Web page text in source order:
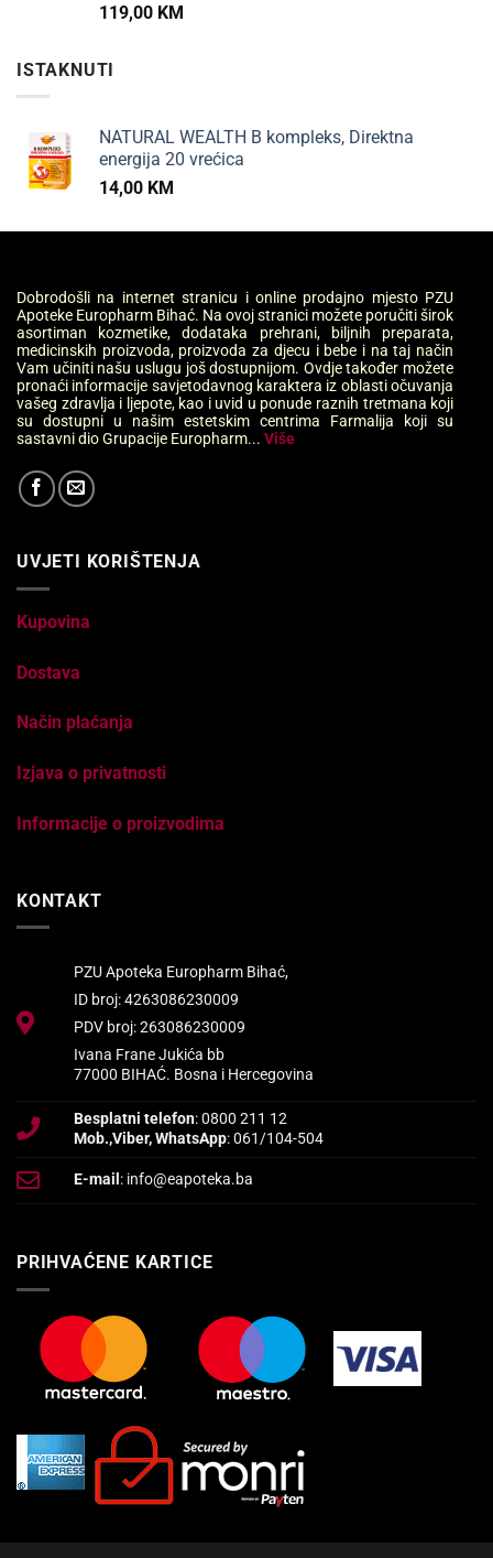
119,00 KM
ISTAKNUTI
NATURAL WEALTH B kompleks, Direktna
energija 20 vrećica
14,00 KM
Dobrodošli na internet stranicu i online prodajno mjesto PZU
Apoteke Europharm Bihać. Na ovoj stranici možete poručiti širok
asortiman kozmetike, dodataka prehrani, biljnih preparata,
medicinskih proizvoda, proizvoda za djecu i bebe i na taj način
Vam učiniti našu uslugu još dostupnijom. Ovdje također možete
pronaći informacije savjetodavnog karaktera iz oblasti očuvanja
vašeg zdravlja i ljepote, kao i uvid u ponude raznih tretmana koji
su dostupni u našim estetskim centrima Farmalija koji su
sastavni dio Grupacije Europharm... Više
UVJETI KORIŠTENJA
Kupovina
Dostava
Način plaćanja
Izjava o privatnosti
Informacije o proizvodima
KONTAKT
PZU Apoteka Europharm Bihać,
ID broj: 4263086230009
PDV broj: 263086230009
Ivana Frane Jukića bb
77000 BIHAĆ. Bosna i Hercegovina
Besplatni telefon: 0800 211 12
Mob.,Viber, WhatsApp: 061/104-504
E-mail : info@eapoteka.ba
PRIHVAĆENE KARTICE